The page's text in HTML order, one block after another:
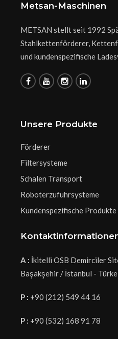
Metsan-Maschinen
METSAN stellt seit 1992
Stahlkettenförderer,
und kundenspezifische
Unsere Produkte
Förderer
Filtersysteme
Schalen Transport
Roboterzufuhrsysteme
Kundenspezifische Produkte
A : İkitelli OSB Demirciler
Başakşehir / İstanbul -
P : +90 (212) 549 44 16
P : +90 (532) 168 91 78